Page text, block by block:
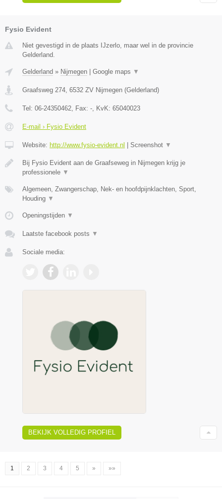
Fysio Evident
Niet gevestigd in de plaats IJzerlo, maar wel in de provincie
Gelderland.
Gelderland » Nijmegen | Google maps ▼
Graafsweg 274 6532 ZV Nijmegen (Gelderland)
Tel: 06-24350462 , Fax: - , KvK: 65040023
E-mail › Fysio Evident
Website: http://www.fysio-evident.nl | Screenshot ▼
Bij Fysio Evident aan de Graafseweg in Nijmegen krijg je
professionele ▼
Algemeen, Zwangerschap, Nek- en hoofdpijnklachten, Sport,
Houding ▼
Openingstijden ▼
Laatste facebook posts ▼
Sociale media:
BEKIJK VOLLEDIG PROFIEL
1 2 3 4 5 » »»